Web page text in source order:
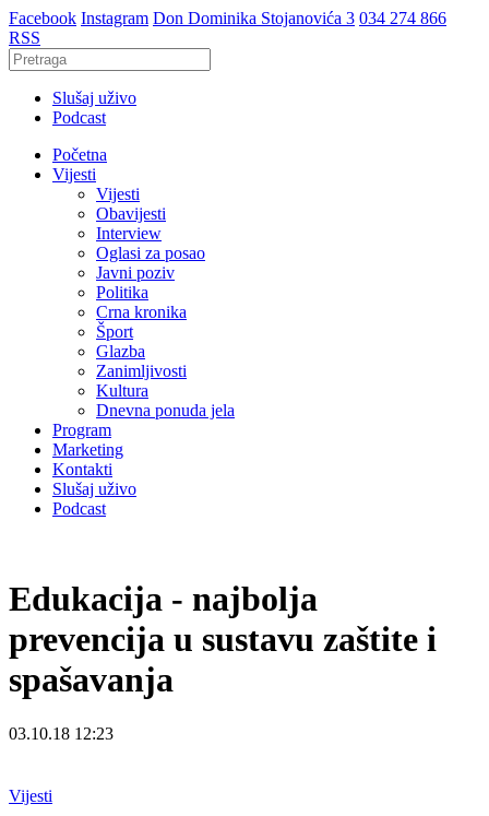
Facebook Instagram Don Dominika Stojanovića 3 034 274 866
RSS
Slušaj uživo
Podcast
Početna
Vijesti
Vijesti
Obavijesti
Interview
Oglasi za posao
Javni poziv
Politika
Crna kronika
Šport
Glazba
Zanimljivosti
Kultura
Dnevna ponuda jela
Program
Marketing
Kontakti
Slušaj uživo
Podcast
Edukacija - najbolja
prevencija u sustavu zaštite i
spašavanja
03.10.18 12:23
Vijesti